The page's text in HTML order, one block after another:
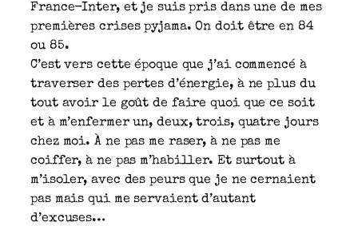
France-Inter, et je suis pris dans une de mes
premières crises pyjama. On doit être en 84
ou 85.
C’est vers cette époque que j’ai commencé à
traverser des pertes d’énergie, à ne plus du
tout avoir le goût de faire quoi que ce soit
et à m’enfermer un, deux, trois, quatre jours
chez moi. À ne pas me raser, à ne pas me
coiffer, à ne pas m’habiller. Et surtout à
m’isoler, avec des peurs que je ne cernaient
pas mais qui me servaient d’autant
d’excuses…